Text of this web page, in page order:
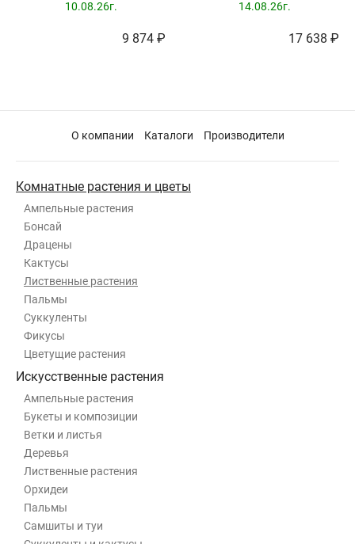
10.08.26г.
9 874 ₽
14.08.26г.
17 638 ₽
О компании Каталоги Производители
Комнатные растения и цветы
Ампельные растения
Бонсай
Драцены
Кактусы
Лиственные растения
Пальмы
Суккуленты
Фикусы
Цветущие растения
Искусственные растения
Ампельные растения
Букеты и композиции
Ветки и листья
Деревья
Лиственные растения
Орхидеи
Пальмы
Самшиты и туи